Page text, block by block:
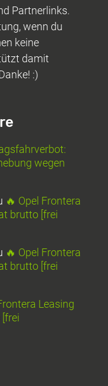
Partnerlinks.
wenn du
keine
damit
:)
wegen
🔥 Opel Frontera
brutto [frei
🔥 Opel Frontera
brutto [frei
Leasing